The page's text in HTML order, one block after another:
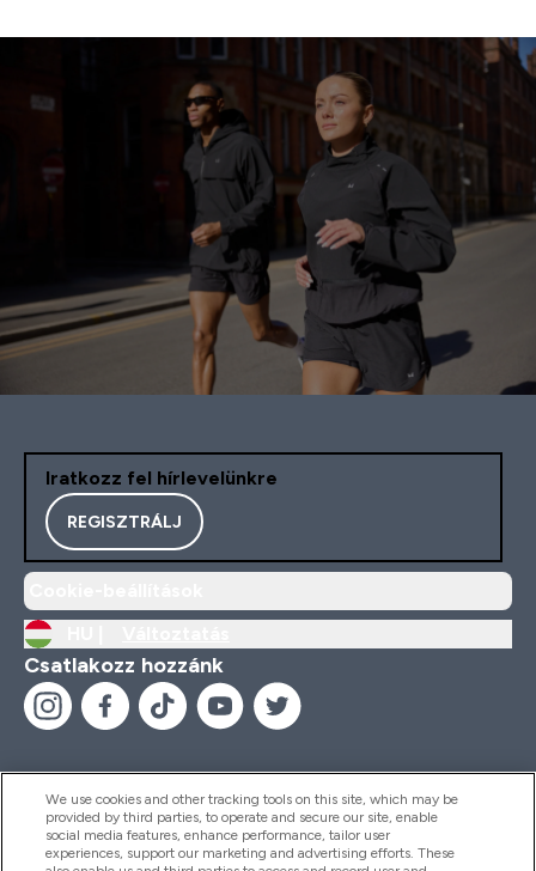
Iratkozz fel hírlevelünkre
REGISZTRÁLJ
Csatlakozz hozzánk
Segítség És Információ
We use cookies and other tracking tools on this site, which may be
provided by third parties, to operate and secure our site, enable
social media features, enhance performance, tailor user
experiences, support our marketing and advertising efforts. These